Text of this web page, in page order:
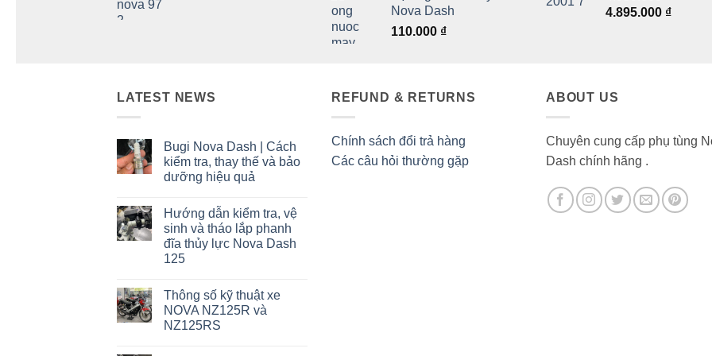
88.000 ₫.
Nova Dash
110.000 ₫
hạng 5.00
5 sao
Giá
4.895.000 ₫Giá
LATEST NEWS
Bugi Nova Dash | Cách
kiểm tra, thay thế và bảo
dưỡng hiệu quả
bình
luận
ở
Bugi
Nova
Dash
kiểm
tra,
thay
thế
Hướng dẫn kiểm tra, vệ
sinh và tháo lắp phanh
đĩa thủy lực Nova Dash
125
bình
luận
ở
Hướng
Thông số kỹ thuật xe
NOVA NZ125R và
NZ125RS
REFUND & RETURNS
Chính sách đổi trả hàng
Các câu hỏi thường gặp
ABOUT US
Chuyên cung cấp phụ tùng
Dash chính hãng .